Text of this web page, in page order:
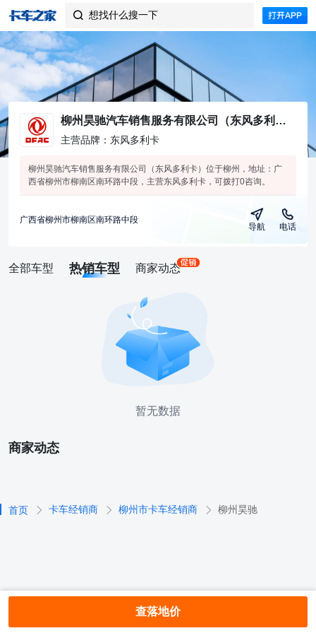
 想找什么搜一下
柳州昊驰汽车销售服务有限公司（东风多利卡）
主营品牌：东风多利卡
柳州昊驰汽车销售服务有限公司（东风多利卡）位于柳州，地址：广
西省柳州市柳南区南环路中段，主营东风多利卡，可拨打0咨询。
广西省柳州市柳南区南环路中段
导航 电话
全部车型 热销车型 商家动态
暂无数据
商家动态
首页 卡车经销商 柳州市卡车经销商 柳州昊驰
查落地价